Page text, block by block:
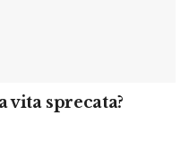
vita sprecata?